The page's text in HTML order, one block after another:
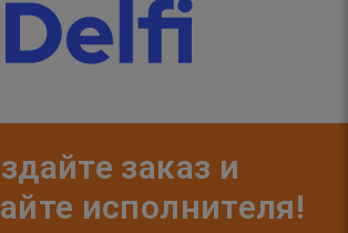
заказ и
исполнителя!